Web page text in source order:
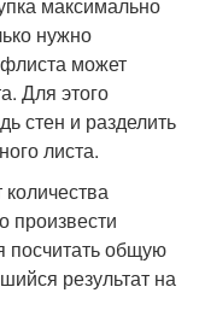
нужно
может
Для этого
стен и разделить
листа.
произвести
посчитать общую
результат на